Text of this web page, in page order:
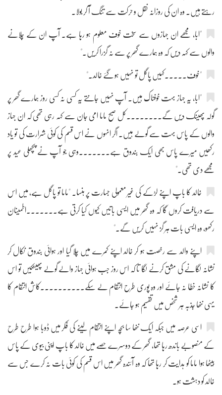
رہتے ہیں۔ وہ ان کی روزانہ نقل و حرکت سے تنگ آ کر بولا۔
"ابا، مجھے ان جہازوں سے سخت خوف معلوم ہو رہا ہے۔ آپ ان کے چلانے
والوں سے کہہ دیں کہ وہ ہمارے گھر پر سے نہ گزرا کریں۔"
"خوف۔۔۔۔۔کہیں پاگل تو نہیں ہو گئے خالد۔"
"ابا، یہ جہاز بہت خوفناک ہیں۔ آپ نہیں جانتے یہ کسی نہ کسی روز ہمارے گھر پر
گولہ پھینک دیں گے۔۔۔۔۔۔۔۔کل صبح ماما امی جان سے کہہ رہی تھی کہ ان جہاز
والوں کے پاس بہت سے گولے ہیں۔ اگر انہوں نے اس قسم کی کوئی شرارت کی تو یاد
رکھیں میرے پاس بھی ایک بندوق ہے۔۔۔۔۔۔۔وہی جو آپ نے پچھلی عید پر
مجھے دی تھی۔"
خالد کا باپ اپنے لڑکے کی غیر معمولی جسارت پر ہنسا۔ "ماما تو پاگل ہے، میں اس
سے دریافت کروں گا کہ وہ گھر میں ایسی باتیں کیوں کیا کرتی ہے۔۔۔۔۔۔۔اطمینان
رکھو، وہ ایسی بات ہر گز نہیں کریں گے۔"
اپنے والد سے رخصت ہو کر خالد اپنے کمرے میں چلا گیا اور ہوائی بندوق نکال کر
نشانہ لگانے کی مشق کرنے لگا تا کہ اس روز جب ہوائی جہاز والے گولے پھینکیں تو اس
کا نشانہ خطا نہ جائے اور وہ پوری طرح انتقام لے سکے۔۔۔۔۔۔۔۔۔۔کاش انتقام کا
یہی ننھا جذبہ ہر شخص میں تقسیم ہو جائے۔
اسی عرصہ میں جبکہ ایک ننھا سا بچہ اپنے انتقام لینے کی فکر میں ڈوبا ہوا طرح طرح
کے منصوبے باندھ رہا تھا، گھر کے دوسرے حصے میں خالد کا باپ اپنی بیوی کے پاس
بیٹھا ہوا ماما کو ہدایت کر رہا تھا کہ وہ آئندہ گھر میں اس قسم کی کوئی بات نہ کرے جس سے
خالد کو دہشت ہو۔